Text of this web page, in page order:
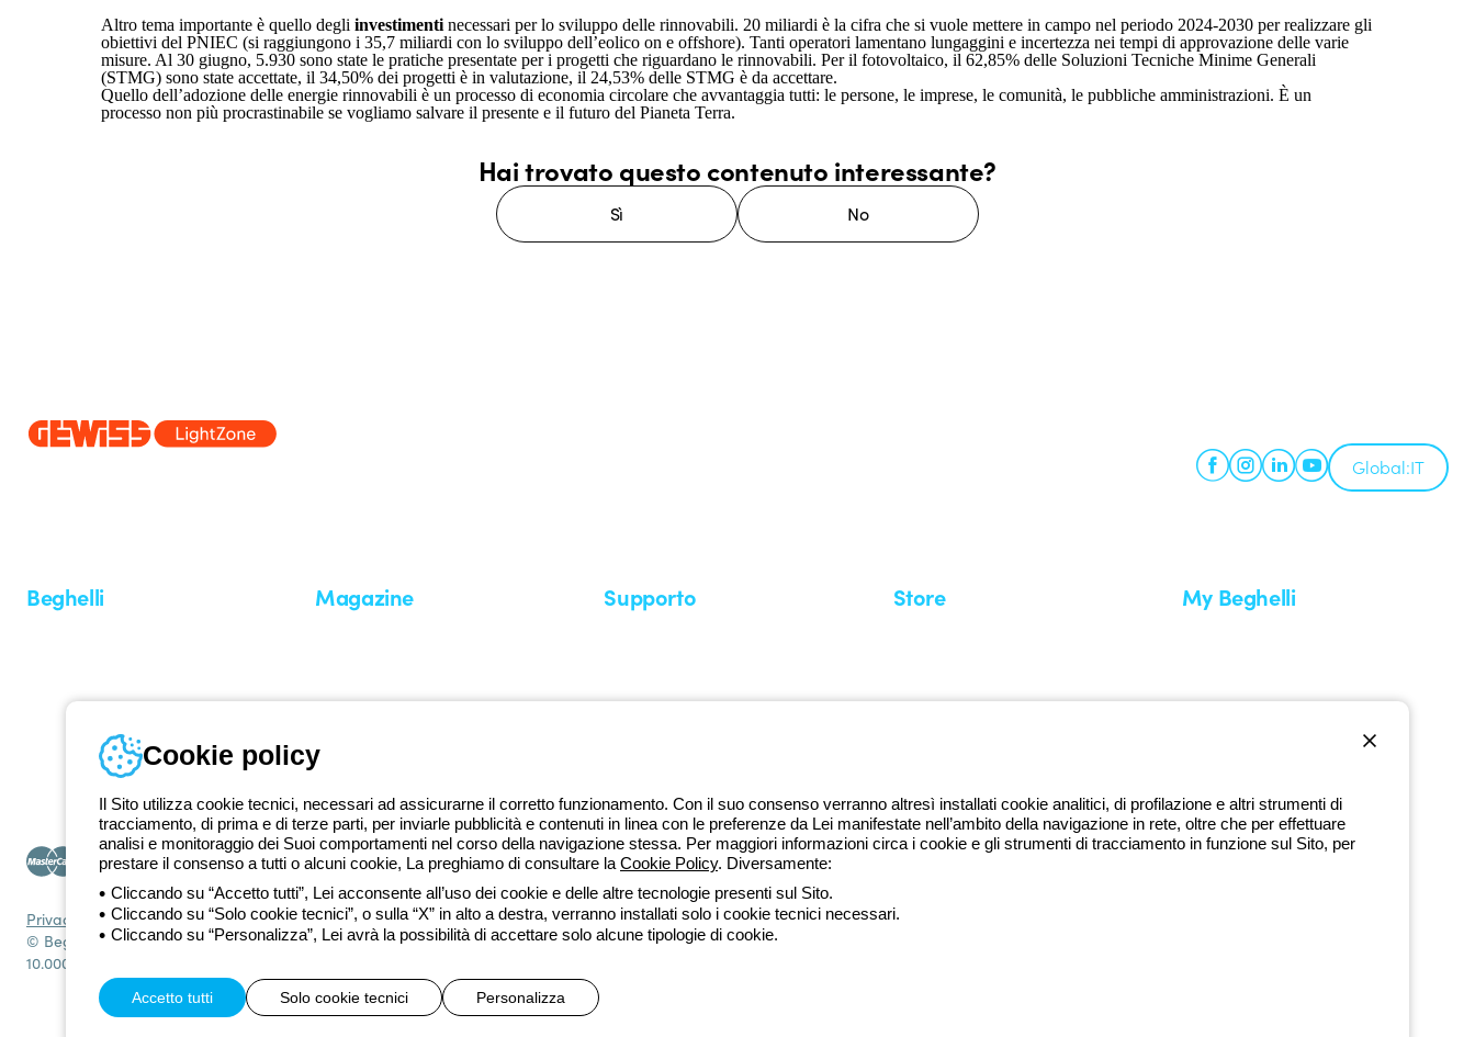
Altro tema importante è quello degli investimenti necessari per lo sviluppo delle rinnovabili. 20 miliardi è la cifra che si vuole mettere in campo nel periodo 2024-2030 per realizzare gli
obiettivi del PNIEC (si raggiungono i 35,7 miliardi con lo sviluppo dell’eolico on e offshore). Tanti operatori lamentano lungaggini e incertezza nei tempi di approvazione delle varie
misure. Al 30 giugno, 5.930 sono state le pratiche presentate per i progetti che riguardano le rinnovabili. Per il fotovoltaico, il 62,85% delle Soluzioni Tecniche Minime Generali
(STMG) sono state accettate, il 34,50% dei progetti è in valutazione, il 24,53% delle STMG è da accettare.
Quello dell’adozione delle energie rinnovabili è un processo di economia circolare che avvantaggia tutti: le persone, le imprese, le comunità, le pubbliche amministrazioni. È un
processo non più procrastinabile se vogliamo salvare il presente e il futuro del Pianeta Terra.
Hai trovato questo contenuto interessante?
Sì No
Global:IT
Beghelli Magazine
Seminari
Supporto Store My Beghelli
Numero verde gratuito 800 626 626
Privacy PolicyCookie policyCondizioni di venditaTutte le policyAccessibilità Credits
© Beghelli S.p.A. Società con Unico Socio - Società soggetta alla direzione e coordinamento di Gewiss S.p.A. - R.I. Bologna e C.F. 03829720378 - P.IVA (IT) 00666341201 - REA BO-319364 - Cap. Soc.
10.000.000 EUR i.v.
Cookie policy
Il Sito utilizza cookie tecnici, necessari ad assicurarne il corretto funzionamento. Con il suo consenso verranno altresì installati cookie analitici, di profilazione e altri strumenti di
tracciamento, di prima e di terze parti, per inviarle pubblicità e contenuti in linea con le preferenze da Lei manifestate nell’ambito della navigazione in rete, oltre che per effettuare
analisi e monitoraggio dei Suoi comportamenti nel corso della navigazione stessa. Per maggiori informazioni circa i cookie e gli strumenti di tracciamento in funzione sul Sito, per
prestare il consenso a tutti o alcuni cookie, La preghiamo di consultare la Cookie Policy. Diversamente:
Cliccando su “Accetto tutti”, Lei acconsente all’uso dei cookie e delle altre tecnologie presenti sul Sito.
Cliccando su “Solo cookie tecnici”, o sulla “X” in alto a destra, verranno installati solo i cookie tecnici necessari.
Cliccando su “Personalizza”, Lei avrà la possibilità di accettare solo alcune tipologie di cookie.
Accetto tutti Solo cookie tecnici Personalizza